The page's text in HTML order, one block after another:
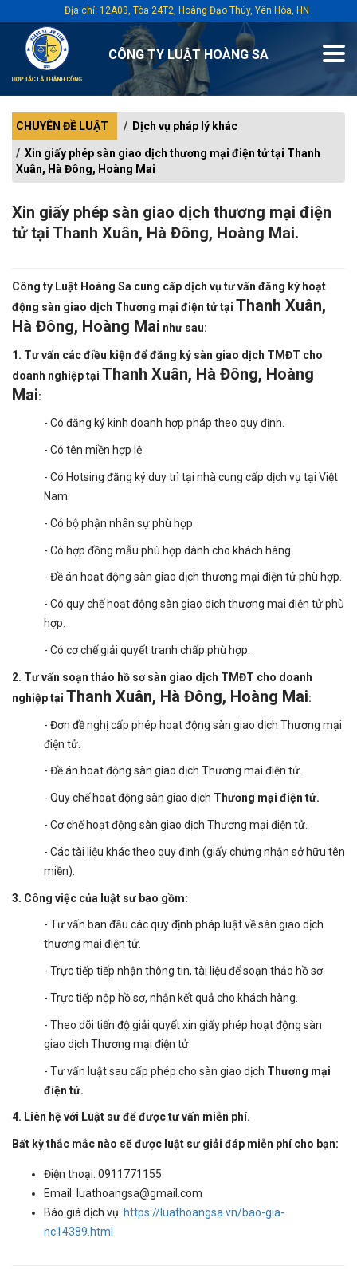
CÔNG TY LUẬT HOÀNG SA
Địa chỉ: 12A03, Tòa 24T2, Hoàng Đạo Thúy, Yên Hòa, HN
CHUYÊN ĐỀ LUẬT Dịch vụ pháp lý khác
Xin giấy phép sàn giao dịch thương mại điện tử tại Thanh
Xuân, Hà Đông, Hoàng Mai
Xin giấy phép sàn giao dịch thương mại điện
tử tại Thanh Xuân, Hà Đông, Hoàng Mai.
Công ty Luật Hoàng Sa cung cấp dịch vụ tư vấn đăng ký hoạt
động sàn giao dịch Thương mại điện tử tại Thanh Xuân,
Hà Đông, Hoàng Mai như sau:
1. Tư vấn các điều kiện để đăng ký sàn giao dịch TMĐT cho
doanh nghiệp tại Thanh Xuân, Hà Đông, Hoàng
Mai:
- Có đăng ký kinh doanh hợp pháp theo quy định.
- Có tên miền hợp lệ
- Có Hotsing đăng ký duy trì tại nhà cung cấp dịch vụ tại Việt
Nam
- Có bộ phận nhân sự phù hợp
- Có hợp đồng mẫu phù hợp dành cho khách hàng
- Đề án hoạt động sàn giao dịch thương mại điện tử phù hợp.
- Có quy chế hoạt động sàn giao dịch thương mại điện tử phù
hợp.
- Có cơ chế giải quyết tranh chấp phù hợp.
2. Tư vấn soạn thảo hồ sơ sàn giao dịch TMĐT cho doanh
nghiệp tại Thanh Xuân, Hà Đông, Hoàng Mai:
- Đơn đề nghị cấp phép hoạt động sàn giao dịch Thương mại
điện tử.
- Đề án hoạt động sàn giao dịch Thương mại điện tử.
- Quy chế hoạt động sàn giao dịch Thương mại điện tử.
- Cơ chế hoạt động sàn giao dịch Thương mại điện tử.
- Các tài liệu khác theo quy định (giấy chứng nhận sở hữu tên
miền).
3. Công việc của luật sư bao gồm:
- Tư vấn ban đầu các quy định pháp luật về sàn giao dịch
thương mại điện tử.
- Trực tiếp tiếp nhận thông tin, tài liệu để soạn thảo hồ sơ.
- Trực tiếp nộp hồ sơ, nhận kết quả cho khách hàng.
- Theo dõi tiến độ giải quyết xin giấy phép hoạt động sàn
giao dịch Thương mại điện tử.
- Tư vấn luật sau cấp phép cho sàn giao dịch Thương mại
điện tử.
4. Liên hệ với Luật sư để được tư vấn miễn phí.
Bất kỳ thắc mắc nào sẽ được luật sư giải đáp miễn phí cho bạn:
Điện thoại: 0911771155
Email: luathoangsa@gmail.com
Báo giá dịch vụ: https://luathoangsa.vn/bao-gia-
nc14389.html